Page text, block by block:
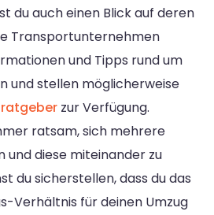
du auch einen Blick auf deren
Transportunternehmen
und Tipps rund um
und stellen möglicherweise
zur Verfügung.
ratsam, sich mehrere
und diese miteinander zu
du sicherstellen, dass du das
Verhältnis für deinen Umzug